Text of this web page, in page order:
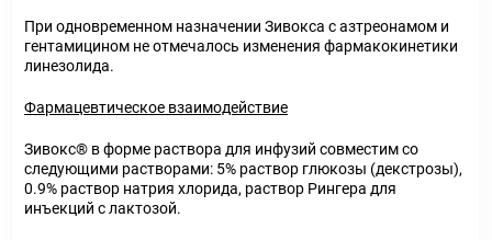
При одновременном назначении Зивокса с азтреонамом и
гентамицином не отмечалось изменения фармакокинетики
линезолида.
Фармацевтическое взаимодействие
Зивокс® в форме раствора для инфузий совместим со
следующими растворами: 5% раствор глюкозы (декстрозы),
0.9% раствор натрия хлорида, раствор Рингера для
инъекций с лактозой.